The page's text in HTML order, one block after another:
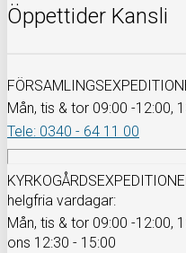
Öppettider Kansli
Mån, tis & tor 09:00 -12:00,
Tele: 0340 - 64 11 00
helgfria vardagar:
Mån, tis & tor 09:00 -12:00,
ons 12:30 - 15:00